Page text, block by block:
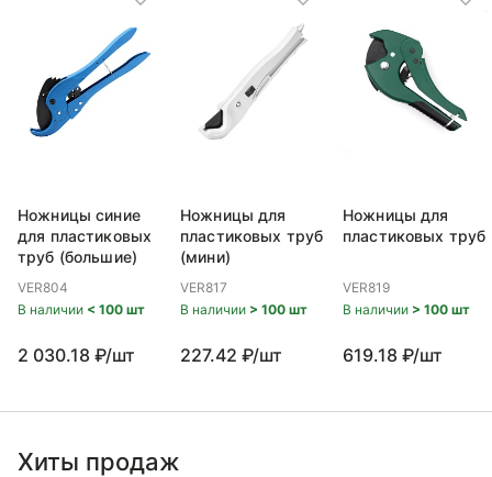
Ножницы синие
для пластиковых
труб (большие)
VER804
В наличии < 100 шт
2 030.18 ₽/шт
Ножницы для
пластиковых труб
(мини)
VER817
В наличии > 100 шт
227.42 ₽/шт
Ножницы для
пластиковых труб
VER819
В наличии > 100 шт
619.18 ₽/шт
Хиты продаж